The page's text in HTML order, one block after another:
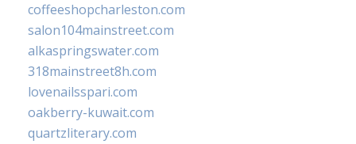
coffeeshopcharleston.com
salon104mainstreet.com
alkaspringswater.com
318mainstreet8h.com
lovenailsspari.com
oakberry-kuwait.com
quartzliterary.com